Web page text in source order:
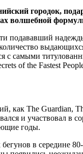
городок,
волшебной
подававший
с самыми
of the Fastest
как The Guardian,
и участвовал в
годы.
в середине